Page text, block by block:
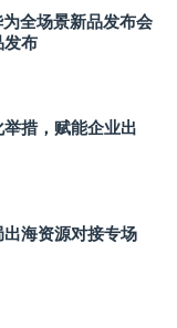
全场景新品发布会
发布
措，赋能企业出
海资源对接专场